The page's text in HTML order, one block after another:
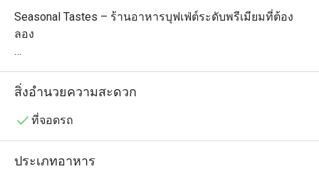
architecture — it was the staff. The
level of attention and care here is
something I genuinely haven't
encountered at other buffets in
Bangkok. Team members regularly
came by to ask whether I'd like a
refill or a different drink, checked in
on how I was enjoying the food, and
even took a moment to thank me for
dining with them. It felt sincere, not
Seasonal Tastes – ร้านอาหารบุฟเฟ่ต์ระดับพรีเมียมที่ต้อง
ลอง
Seasonal Tastes เป็นร้านอาหารบุฟเฟ่ต์นานาชาติสุดหรู ตั้ง
อยู่ในย่านสุขุมวิท โดดเด่นด้วยการคัดสรรวัตถุดิบคุณภาพสูง
ที่ทันสมัยและตอบโจทย์คนรักสุขภาพ
ได้รสชาติที่แท้จริงและการจัดจานที่สวยงาม โซนครัวแบบ
สิ่งอำนวยความสะดวก
ที่จอดรถ
ประเภทอาหาร